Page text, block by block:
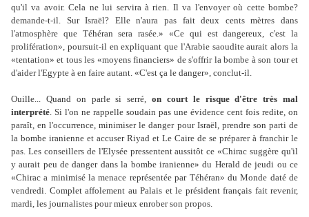
qu'il va avoir. Cela ne lui servira à rien. Il va l'envoyer où cette bombe?
demande-t-il. Sur Israël? Elle n'aura pas fait deux cents mètres dans
l'atmosphère que Téhéran sera rasée.» «Ce qui est dangereux, c'est la
prolifération», poursuit-il en expliquant que l'Arabie saoudite aurait alors la
«tentation» et tous les «moyens financiers» de s'offrir la bombe à son tour et
d'aider l'Egypte à en faire autant. «C'est ça le danger», conclut-il.
Ouille... Quand on parle si serré, on court le risque d'être très mal
interprété. Si l'on ne rappelle soudain pas une évidence cent fois redite, on
paraît, en l'occurrence, minimiser le danger pour Israël, prendre son parti de
la bombe iranienne et accuser Riyad et Le Caire de se préparer à franchir le
pas. Les conseillers de l'Elysée pressentent aussitôt ce «Chirac suggère qu'il
y aurait peu de danger dans la bombe iranienne» du Herald de jeudi ou ce
«Chirac a minimisé la menace représentée par Téhéran» du Monde daté de
vendredi. Complet affolement au Palais et le président français fait revenir,
mardi, les journalistes pour mieux enrober son propos.